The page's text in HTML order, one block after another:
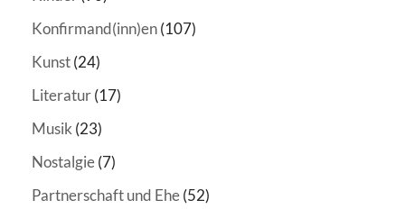
Konfirmand(inn)en(107)
Kunst(24)
Literatur(17)
Musik(23)
Nostalgie(7)
Partnerschaft und Ehe(52)